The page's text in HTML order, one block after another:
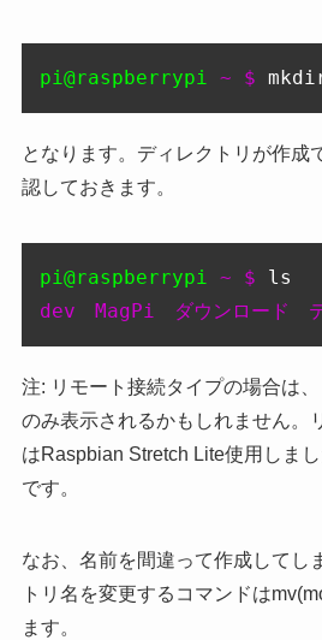
pi@raspberrypi ~ $
となります。ディレクトリが作成
認しておきます。
pi@raspberrypi ~ $
dev　MagPi　ダウンロード　
注: リモート接続タイプの場合は
のみ表示されるかもしれません。
はRaspbian Stretch Lite使用しま
です。
なお、名前を間違って作成してし
トリ名を変更するコマンドは
ます。